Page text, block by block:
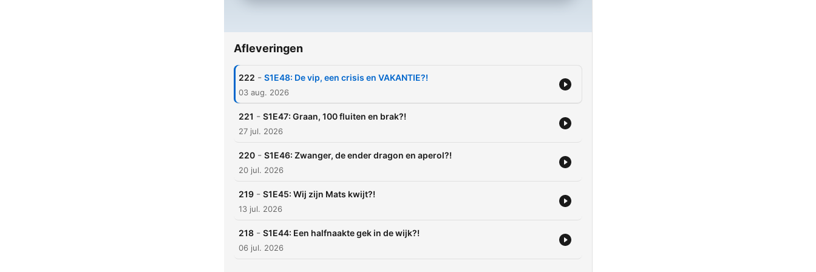
Afleveringen
222 - S1E48: De vip, een crisis en VAKANTIE?!
03 aug. 2026
221 - S1E47: Graan, 100 fluiten en brak?!
27 jul. 2026
220 - S1E46: Zwanger, de ender dragon en aperol?!
20 jul. 2026
219 - S1E45: Wij zijn Mats kwijt?!
13 jul. 2026
218 - S1E44: Een halfnaakte gek in de wijk?!
06 jul. 2026